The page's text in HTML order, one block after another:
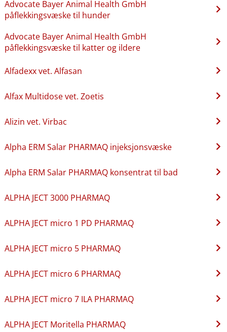
Advocate Bayer Animal Health GmbH
påflekkingsvæske til hunder
Advocate Bayer Animal Health GmbH
påflekkingsvæske til katter og ildere
Alfadexx vet. Alfasan
Alfax Multidose vet. Zoetis
Alizin vet. Virbac
Alpha ERM Salar PHARMAQ injeksjonsvæske
Alpha ERM Salar PHARMAQ konsentrat til bad
ALPHA JECT 3000 PHARMAQ
ALPHA JECT micro 1 PD PHARMAQ
ALPHA JECT micro 5 PHARMAQ
ALPHA JECT micro 6 PHARMAQ
ALPHA JECT micro 7 ILA PHARMAQ
ALPHA JECT Moritella PHARMAQ